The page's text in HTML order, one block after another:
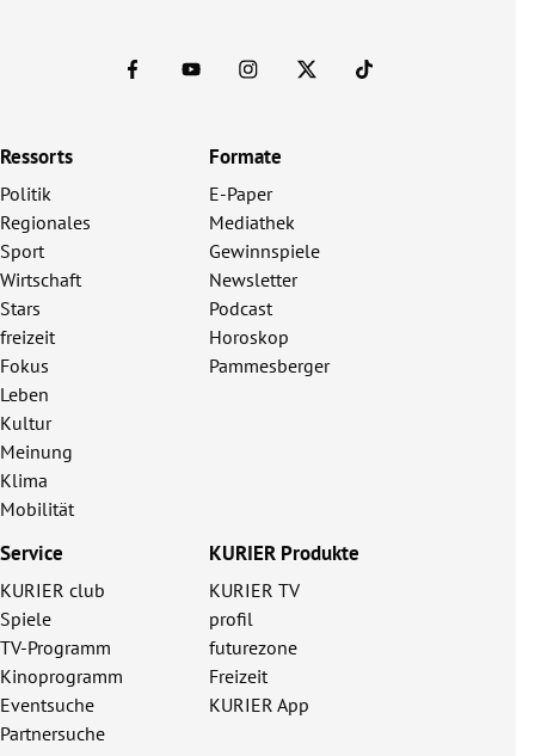
Ressorts
Politik
Regionales
Sport
Wirtschaft
Stars
freizeit
Fokus
Leben
Kultur
Meinung
Klima
Mobilität
Formate
E-Paper
Mediathek
Gewinnspiele
Newsletter
Podcast
Horoskop
Pammesberger
Service
KURIER club
Spiele
TV-Programm
Kinoprogramm
Eventsuche
Partnersuche
KURIER Produkte
KURIER TV
profil
futurezone
Freizeit
KURIER App